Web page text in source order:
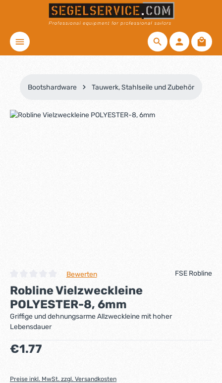
Zum Hauptinhalt springen
Bootshardware Tauwerk, Stahlseile und Zubehör
Bildergalerie überspringen
Durchschnittliche Bewertung von 0 von 5 Sternen
Bewerten FSE Robline
Robline Vielzweckleine
POLYESTER-8, 6mm
Griffige und dehnungsarme Allzweckleine mit hoher
Lebensdauer
Regulärer Preis:
€1.77
Preise inkl. MwSt. zzgl. Versandkosten